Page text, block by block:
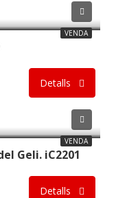
VENDA
Detalls
VENDA
Geli. iC2201
Detalls